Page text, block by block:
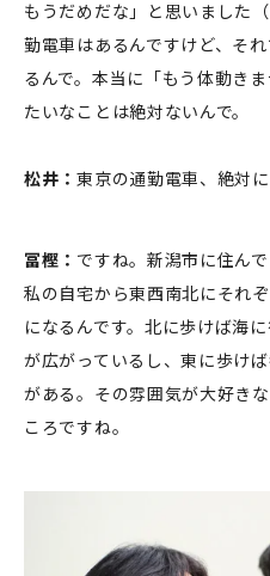
もうだめだな」と思いました
勤電車はあるんですけど、そ
るんで。本当に「もう体動き
たいなことは絶対ないんで。
松井：東京の通勤電車、絶対に
冨樫： ですね。 新潟市に住ん
私の自宅から東西南北にそれ
になるんです。北に歩けば海
が広がっているし、東に歩け
がある。その雰囲気が大好き
ころですね。